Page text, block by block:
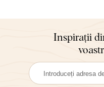
Inspirații